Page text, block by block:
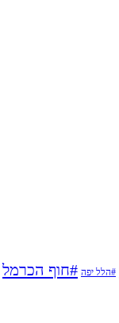
#הלל יפה #חוף הכרמל